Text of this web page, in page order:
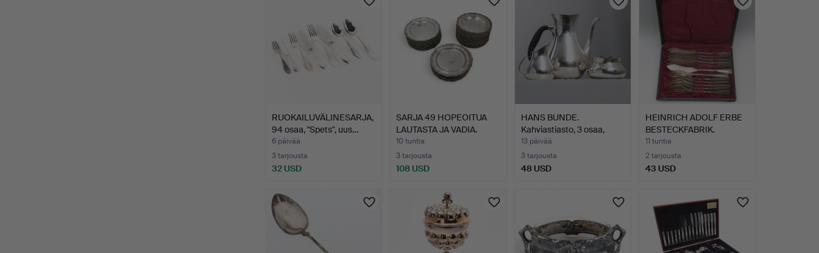
RUOKAILUVÄLINESARJA,
94 osaa, "Spets", uus…
6 päivää
3 tarjousta
32 USD
SARJA 49 HOPEOITUA
LAUTASTA JA VADIA.
10 tuntia
3 tarjousta
108 USD
HANS BUNDE.
Kahviastiasto, 3 osaa,
Cohr, T…
13 päivää
3 tarjousta
48 USD
HEINRICH ADOLF ERBE
BESTECKFABRIK.
KALAVÄL…
11 tuntia
2 tarjousta
43 USD